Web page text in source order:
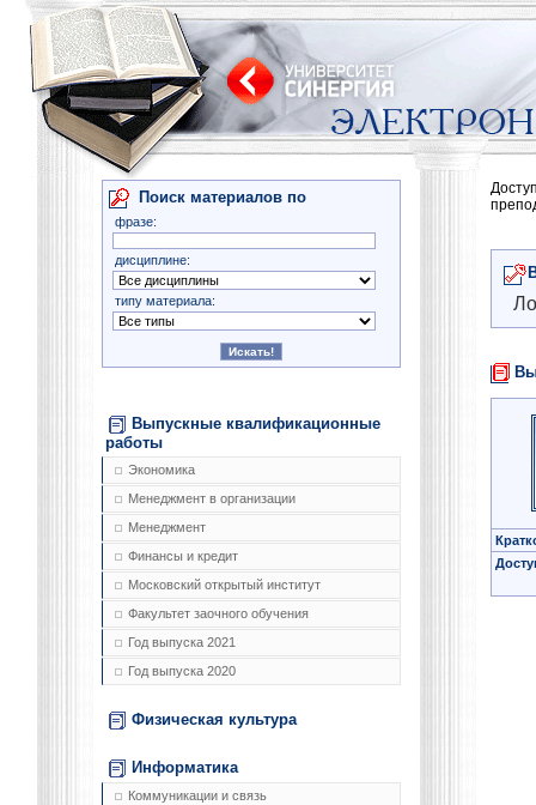
Поиск материалов по
фразе:
дисциплине:
типу материала:
Выпускные квалификационные
работы
Экономика
Менеджмент в организации
Менеджмент
Финансы и кредит
Московский открытый институт
Факультет заочного обучения
Год выпуска 2021
Год выпуска 2020
Физическая культура
Информатика
Коммуникации и связь